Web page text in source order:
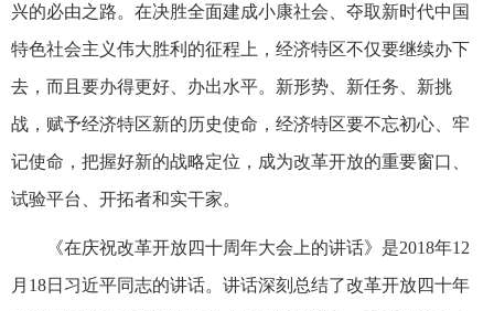
兴的必由之路。在决胜全面建成小康社会、夺取新时代中国
特色社会主义伟大胜利的征程上，经济特区不仅要继续办下
去，而且要办得更好、办出水平。新形势、新任务、新挑
战，赋予经济特区新的历史使命，经济特区要不忘初心、牢
记使命，把握好新的战略定位，成为改革开放的重要窗口、
试验平台、开拓者和实干家。
《在庆祝改革开放四十周年大会上的讲话》是2018年12
月18日习近平同志的讲话。讲话深刻总结了改革开放四十年